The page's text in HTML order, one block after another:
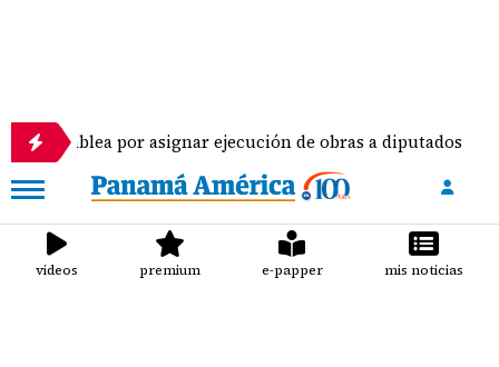
por asignar ejecución de obras a diputados
videos premium e-papper mis noticias